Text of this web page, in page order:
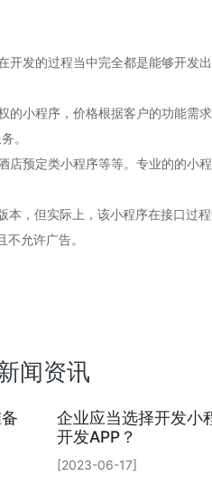
发的过程当中完全都是能够开发
小程序，价格根据客户的功能需
。
预定类小程序等等。专业的的小
，但实际上，该小程序在接口过
允许广告。
闻资讯
企业应当选择开发小
开发APP？
[2023-06-17]